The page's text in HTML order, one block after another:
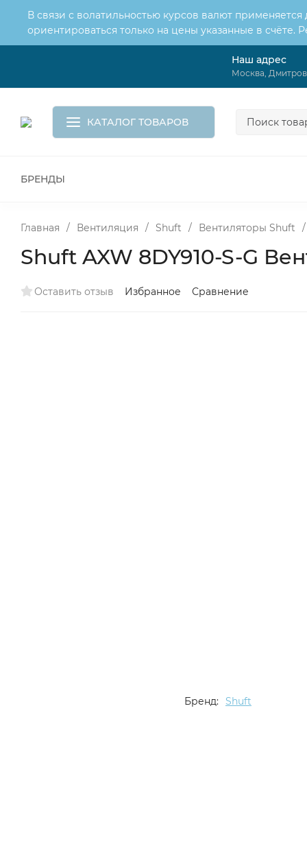
В связи с волатильностью курсов валют
ориентироваться только на цены указанные в счёте.
Корзина
Наш адрес
Москва,
КАТАЛОГ ТОВАРОВ
БРЕНДЫ
Главная / Вентиляция / Shuft / Вентиляторы Shuft /
Shuft AXW 8DY910-S-G
Оставить отзыв Избранное Сравнение
Бренд: Shuft